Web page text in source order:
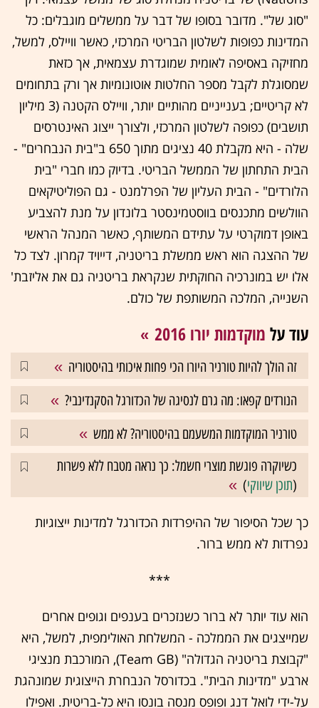
"סוג של". מדובר בסופו של דבר על ממשלים מוגבלים: כל
המדינות כפופות לשלטון הבריטי המרכזי, כאשר וויילס, למשל,
מחזיקה באסיפה לאומית שמוגדרת עצמאית, אך כזאת
שמסוגלת לקבל מספר החלטות אוטונומיות אך ורק בתחומים
לא קריטיים; בענייניים מהותיים יותר, וויילס הקטנה (3 מיליון
תושבים) כפופה לשלטון המרכזי, ולצורך ייצוג האינטרסים
שלה - היא מקבלת 40 נציגים מתוך 650 ב"בית הנבחרים" -
הבית התחתון של הממשל הבריטי. בדיוק כמו חברי "בית
הלורדים" - הבית העליון של הפרלמנט - גם הפוליטיקאים
הוולשים מתכנסים בווסטמינסטר בלונדון על מנת להצביע
באופן דמוקרטי על עתידם המשותף, כאשר המנהל הראשי
של ההצגה הוא ראש ממשלת בריטניה, דייויד קמרון. לצד כל
אלו יש במונרכיה החוקתית שנקראת בריטניה גם את אליזבת'
השנייה, המלכה המשותפת של כולם.
עוד על מוקדמות יורו 2016
זה הולך להיות טורניר היורו הכי פחות איכותי בהיסטוריה
הנורדים קפאו: מה גרם לנסיגה של הכדורגל הסקנדינבי?
טורניר המוקדמות המשעמם בהיסטוריה? לא ממש
כשיוקרה פוגשת מוצרי חשמל: כך נראה מטבח ללא פשרות
(תוכן שיווקי)
כך שכל הסיפור של ההיפרדות הכדורגל למדינות ייצוגיות
נפרדות לא ממש ברור.
***
הוא עוד יותר לא ברור כשנזכרים בענפים וגופים אחרים
שמייצגים את הממלכה - המשלחת האולימפית, למשל, היא
"קבוצת בריטניה הגדולה" (Team GB), המורכבת מנציגי
ארבע "מדינות הבית". בכדורסל הנבחרת הייצוגית שמונהגת
על-ידי לואל דנג ופופס מנסה בונסו היא כל-בריטית. ואפילו